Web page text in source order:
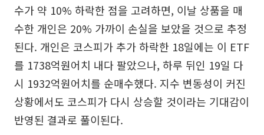
수가 약 10% 하락한 점을 고려하면, 이날 상품을 매
수한 개인은 20% 가까이 손실을 보았을 것으로 추정
된다. 개인은 코스피가 추가 하락한 18일에는 이 ETF
를 1738억원어치 내다 팔았으나, 하루 뒤인 19일 다
시 1932억원어치를 순매수했다. 지수 변동성이 커진
상황에서도 코스피가 다시 상승할 것이라는 기대감이
반영된 결과로 풀이된다.